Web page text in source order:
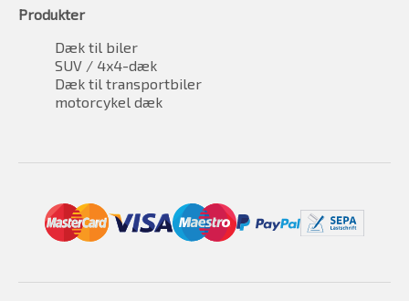
Produkter
Dæk til biler
SUV / 4x4-dæk
Dæk til transportbiler
motorcykel dæk